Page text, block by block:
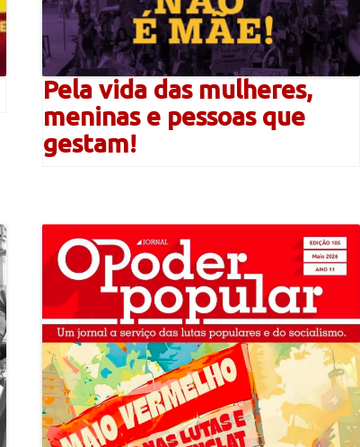
Pela vida das mulheres,
meninas e pessoas que
gestam!